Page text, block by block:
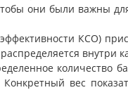
они были важны
КСО)
внутри
количество
вес